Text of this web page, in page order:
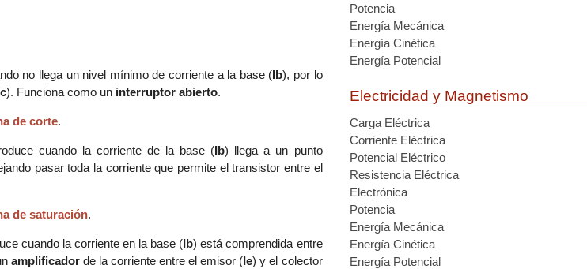
no llega un nivel mínimo de corriente a la base (Ib), por lo
). Funciona como un interruptor abierto.
de corte.
cuando la corriente de la base (Ib) llega a un punto
pasar toda la corriente que permite el transistor entre el
de saturación.
cuando la corriente en la base (Ib)está comprendida entre
amplificadorde la corriente entre el emisor (Ie)y el colector
Potencia
Energía Mecánica
Energía Cinética
Energía Potencial
Electricidad y Magnetismo
Carga Eléctrica
Corriente Eléctrica
Potencial Eléctrico
Resistencia Eléctrica
Electrónica
Potencia
Energía Mecánica
Energía Cinética
Energía Potencial